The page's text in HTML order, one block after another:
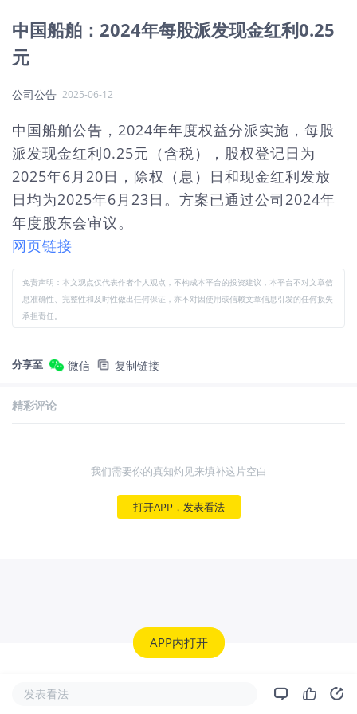
中国船舶：2024年每股派发现金红利0.25
元
公司公告 2025-06-12
中国船舶公告，2024年年度权益分派实施，每股
派发现金红利0.25元（含税），股权登记日为
2025年6月20日，除权（息）日和现金红利发放
日均为2025年6月23日。方案已通过公司2024年
年度股东会审议。
网页链接
免责声明：本文观点仅代表作者个人观点，不构成本平台的投资建议，本平台不对文章信
息准确性、完整性和及时性做出任何保证，亦不对因使用或信赖文章信息引发的任何损失
承担责任。
分享至 微信 复制链接
精彩评论
我们需要你的真知灼见来填补这片空白
打开APP，发表看法
APP内打开
发表看法